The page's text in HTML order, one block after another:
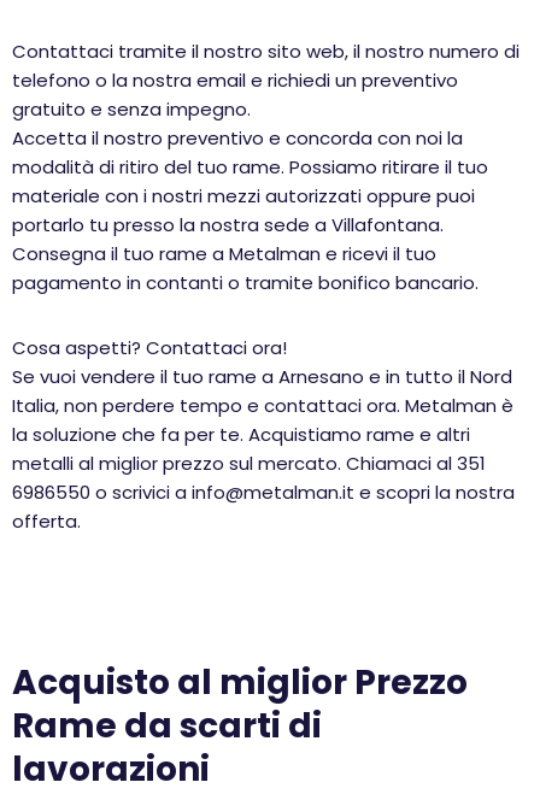
Contattaci tramite il nostro sito web, il nostro numero di
telefono o la nostra email e richiedi un preventivo
gratuito e senza impegno.
Accetta il nostro preventivo e concorda con noi la
modalità di ritiro del tuo rame. Possiamo ritirare il tuo
materiale con i nostri mezzi autorizzati oppure puoi
portarlo tu presso la nostra sede a Villafontana.
Consegna il tuo rame a Metalman e ricevi il tuo
pagamento in contanti o tramite bonifico bancario.
Cosa aspetti? Contattaci ora!
Se vuoi vendere il tuo rame a Arnesano e in tutto il Nord
Italia, non perdere tempo e contattaci ora. Metalman è
la soluzione che fa per te. Acquistiamo rame e altri
metalli al miglior prezzo sul mercato. Chiamaci al 351
6986550 o scrivici a info@metalman.it e scopri la nostra
offerta.
Acquisto al miglior Prezzo
Rame da scarti di
lavorazioni